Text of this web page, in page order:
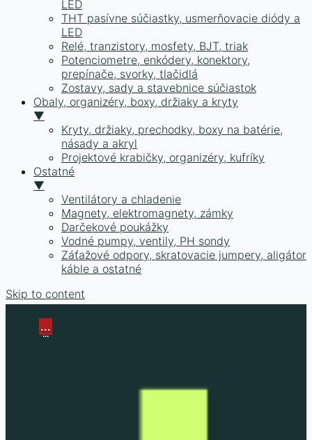
LED
THT pasívne súčiastky, usmerňovacie diódy a
LED
Relé, tranzistory, mosfety, BJT, triak
Potenciometre, enkódery, konektory,
prepínače, svorky, tlačidlá
Zostavy, sady a stavebnice súčiastok
Obaly, organizéry, boxy, držiaky a kryty
▼
Kryty, držiaky, prechodky, boxy na batérie,
násady a akryl
Projektové krabičky, organizéry, kufríky
Ostatné
▼
Ventilátory a chladenie
Magnety, elektromagnety, zámky
Darčekové poukážky
Vodné pumpy, ventily, PH sondy
Záťažové odpory, skratovacie jumpery, aligátor
káble a ostatné
Skip to content
...
...